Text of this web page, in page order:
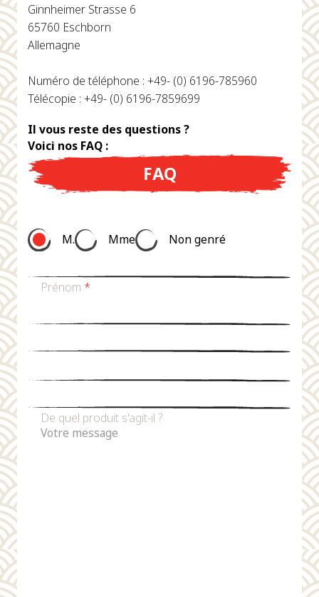
Ginnheimer Strasse 6
65760 Eschborn
Allemagne
Numéro de téléphone : +49- (0) 6196-785960
Télécopie : +49- (0) 6196-7859699
Il vous reste des questions ?
Voici nos FAQ :
FAQ
M. Mme Non genré
Prénom *
De quel produit s'agit-il ?